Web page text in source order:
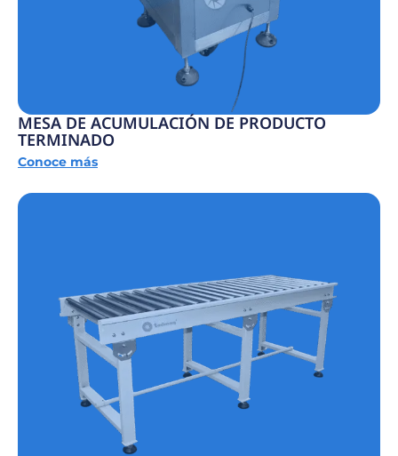
MESA DE ACUMULACIÓN DE PRODUCTO
TERMINADO
Conoce más